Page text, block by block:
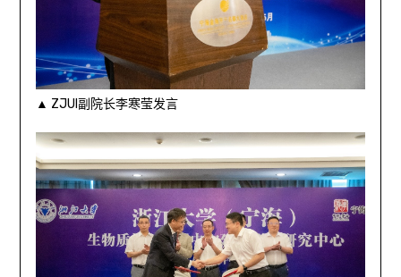
▲ ZJUI副院长李寒莹发言